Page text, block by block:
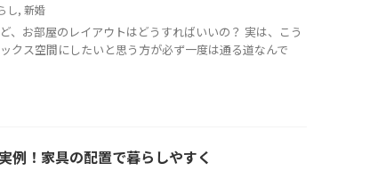
し, 新婚
、お部屋のレイアウトはどうすればいいの？ 実は、こう
クス空間にしたいと思う方が必ず一度は通る道なんで
例！家具の配置で暮らしやすく